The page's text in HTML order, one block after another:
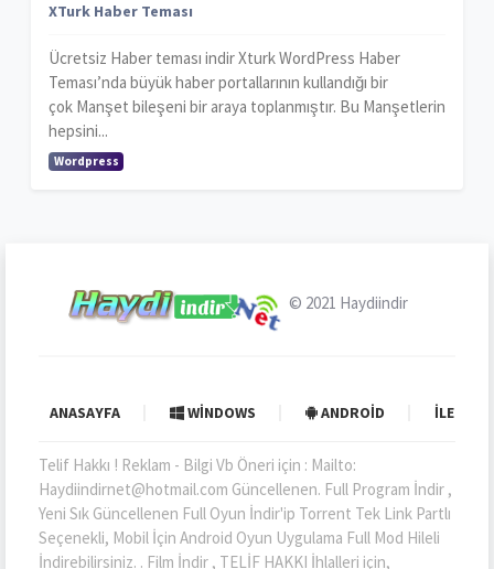
XTurk Haber Teması
Ücretsiz Haber teması indir Xturk WordPress Haber
Teması’nda büyük haber portallarının kullandığı bir
çok Manşet bileşeni bir araya toplanmıştır. Bu Manşetlerin
hepsini...
Wordpress
© 2021 Haydiindir
ANASAYFA WINDOWS ANDROID İLETIŞIM
Telif Hakkı ! Reklam - Bilgi Vb Öneri için : Mailto:
Haydiindirnet@hotmail.com Güncellenen. Full Program İndir ,
Yeni Sık Güncellenen Full Oyun İndir'ip Torrent Tek Link Partlı
Seçenekli, Mobil İçin Android Oyun Uygulama Full Mod Hileli
İndirebilirsiniz. . Film İndir , TELİF HAKKI İhlalleri için,